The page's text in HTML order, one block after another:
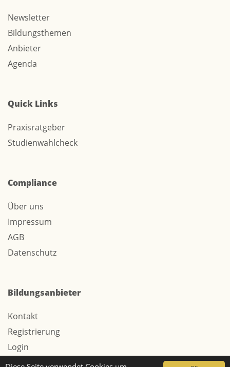
Newsletter
Bildungsthemen
Anbieter
Agenda
Quick Links
Praxisratgeber
Studienwahlcheck
Compliance
Über uns
Impressum
AGB
Datenschutz
Bildungsanbieter
Kontakt
Registrierung
Login
Werbung / Tarife